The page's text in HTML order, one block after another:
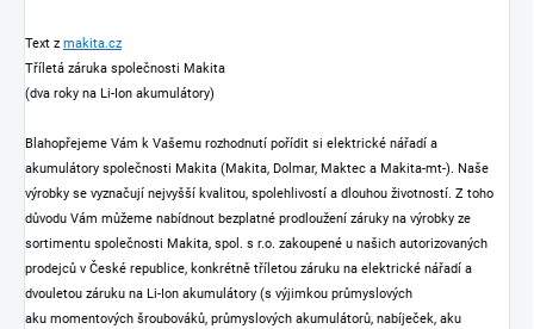
Text z makita.cz
Tříletá záruka společnosti Makita
(dva roky na Li-Ion akumulátory)
Blahopřejeme Vám k Vašemu rozhodnutí pořídit si elektrické nářadí a
akumulátory společnosti Makita (Makita, Dolmar, Maktec a Makita-mt-). Naše
výrobky se vyznačují nejvyšší kvalitou, spolehlivostí a dlouhou životností. Z toho
důvodu Vám můžeme nabídnout bezplatné prodloužení záruky na výrobky ze
sortimentu společnosti Makita, spol. s r.o. zakoupené u našich autorizovaných
prodejců v České republice, konkrétně tříletou záruku na elektrické nářadí a
dvouletou záruku na Li-Ion akumulátory (s výjimkou průmyslových
aku momentových šroubováků, průmyslových akumulátorů, nabíječek, aku